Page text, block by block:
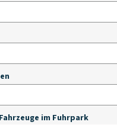
im Fuhrpark